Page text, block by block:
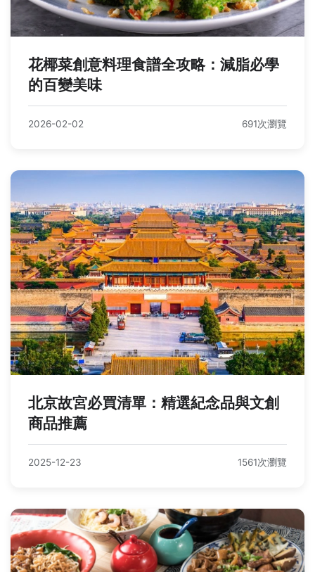
花椰菜創意料理食譜全攻略：減脂必學
的百變美味
2026-02-02 691次瀏覽
北京故宮必買清單：精選紀念品與文創
商品推薦
2025-12-23 1561次瀏覽